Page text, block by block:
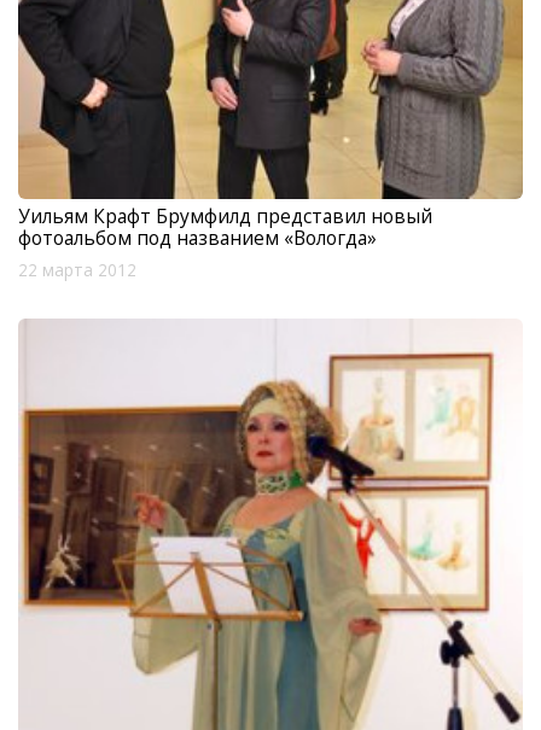
Уильям Крафт Брумфилд представил новый
фотоальбом под названием «Вологда»
22 марта 2012